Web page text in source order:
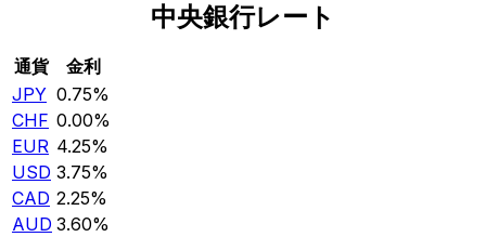
中央銀行レート
通貨
金利
JPY 0.75%
CHF 0.00%
EUR 4.25%
USD 3.75%
CAD 2.25%
AUD 3.60%